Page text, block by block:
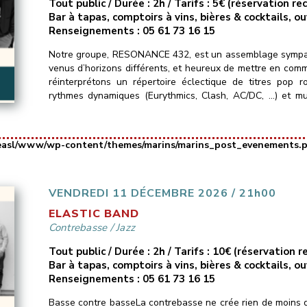
Tout public / Durée : 2h / Tarifs : 5€ (réservation
Bar à tapas, comptoirs à vins, bières & cocktails,
Renseignements : 05 61 73 16 15
Notre groupe, RESONANCE 432, est un assemblage
venus d’horizons différents, et heureux de mettre en
réinterprétons un répertoire éclectique de titres pop
rythmes dynamiques (Eurythmics, Clash, AC/DC, …) et
www/wp-content/themes/marins/
VENDREDI 11 DÉCEMBRE 2026 / 21h00
ELASTIC BAND
Contrebasse/Jazz
Tout public / Durée : 2h / Tarifs : 10€ (réservation
Bar à tapas, comptoirs à vins, bières & cocktails,
Renseignements : 05 61 73 16 15
Basse contre basseLa contrebasse ne crée rien de